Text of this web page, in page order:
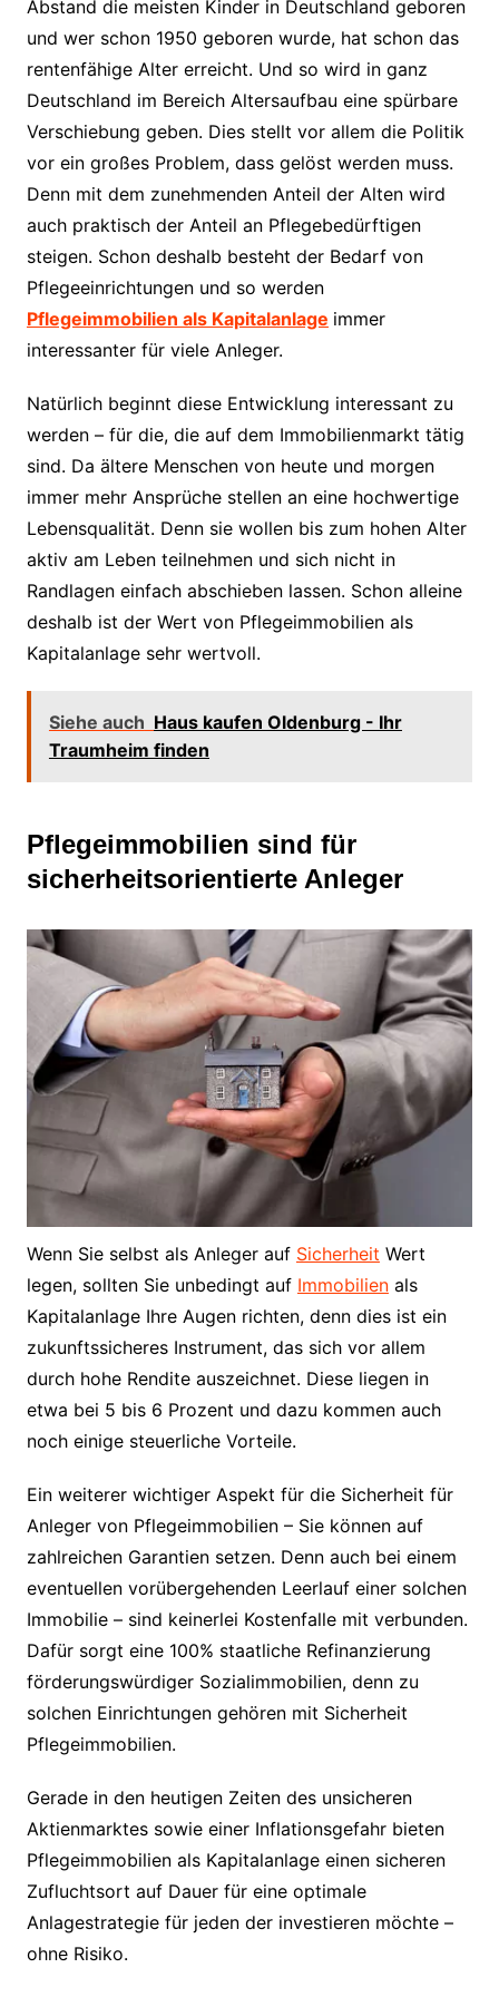
Abstand die meisten Kinder in Deutschland geboren
und wer schon 1950 geboren wurde, hat schon das
rentenfähige Alter erreicht. Und so wird in ganz
Deutschland im Bereich Altersaufbau eine spürbare
Verschiebung geben. Dies stellt vor allem die Politik
vor ein großes Problem, dass gelöst werden muss.
Denn mit dem zunehmenden Anteil der Alten wird
auch praktisch der Anteil an Pflegebedürftigen
steigen. Schon deshalb besteht der Bedarf von
Pflegeeinrichtungen und so werden
Pflegeimmobilien als Kapitalanlage immer
interessanter für viele Anleger.
Natürlich beginnt diese Entwicklung interessant zu
werden – für die, die auf dem Immobilienmarkt tätig
sind. Da ältere Menschen von heute und morgen
immer mehr Ansprüche stellen an eine hochwertige
Lebensqualität. Denn sie wollen bis zum hohen Alter
aktiv am Leben teilnehmen und sich nicht in
Randlagen einfach abschieben lassen. Schon alleine
deshalb ist der Wert von Pflegeimmobilien als
Kapitalanlage sehr wertvoll.
Siehe auch Haus kaufen Oldenburg - Ihr
Traumheim finden
Pflegeimmobilien sind für
sicherheitsorientierte Anleger
Wenn Sie selbst als Anleger auf Sicherheit Wert
legen, sollten Sie unbedingt auf Immobilienals
Kapitalanlage Ihre Augen richten, denn dies ist ein
zukunftssicheres Instrument, das sich vor allem
durch hohe Rendite auszeichnet. Diese liegen in
etwa bei 5 bis 6 Prozent und dazu kommen auch
noch einige steuerliche Vorteile.
Ein weiterer wichtiger Aspekt für die Sicherheit für
Anleger von Pflegeimmobilien – Sie können auf
zahlreichen Garantien setzen. Denn auch bei einem
eventuellen vorübergehenden Leerlauf einer solchen
Immobilie – sind keinerlei Kostenfalle mit verbunden.
Dafür sorgt eine 100% staatliche Refinanzierung
förderungswürdiger Sozialimmobilien, denn zu
solchen Einrichtungen gehören mit Sicherheit
Pflegeimmobilien.
Gerade in den heutigen Zeiten des unsicheren
Aktienmarktes sowie einer Inflationsgefahr bieten
Pflegeimmobilien als Kapitalanlage einen sicheren
Zufluchtsort auf Dauer für eine optimale
Anlagestrategie für jeden der investieren möchte –
ohne Risiko.